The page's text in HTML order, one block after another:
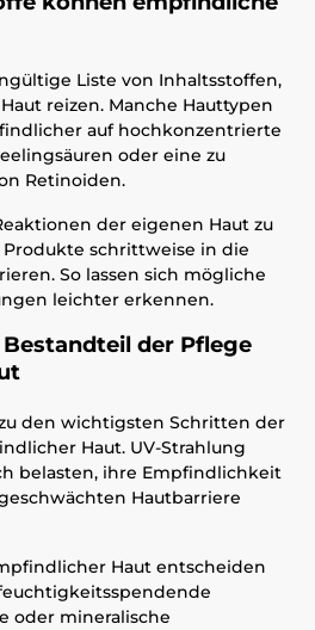
Liste von Inhaltsstoffen,
reizen. Manche Hauttypen
auf hochkonzentrierte
oder eine zu
Retinoiden.
der eigenen Haut zu
schrittweise in die
So lassen sich mögliche
leichter erkennen.
der Pflege
den wichtigsten Schritten der
Haut. UV-Strahlung
belasten, ihre Empfindlichkeit
Hautbarriere
Haut entscheiden
oder mineralische